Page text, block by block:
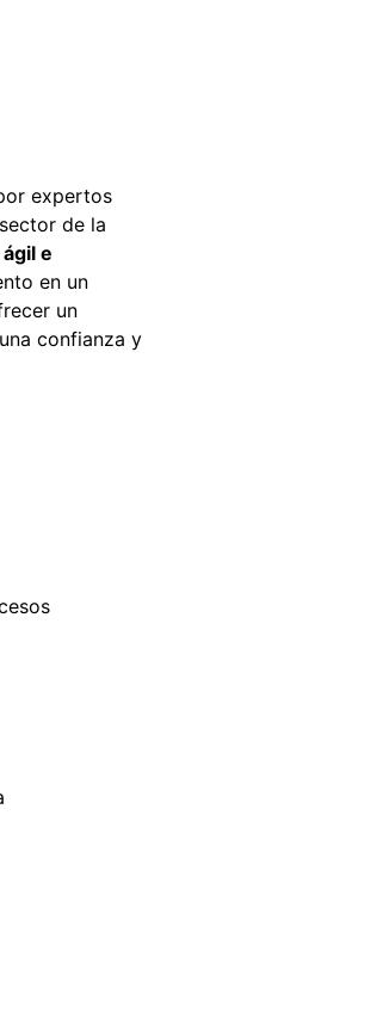
expertos
de la
ágil e
en un
un
confianza y